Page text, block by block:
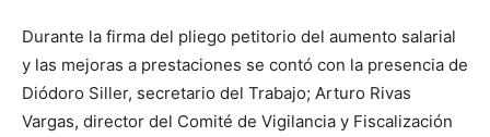
Durante la firma del pliego petitorio del aumento salarial
y las mejoras a prestaciones se contó con la presencia de
Diódoro Siller, secretario del Trabajo; Arturo Rivas
Vargas, director del Comité de Vigilancia y Fiscalización